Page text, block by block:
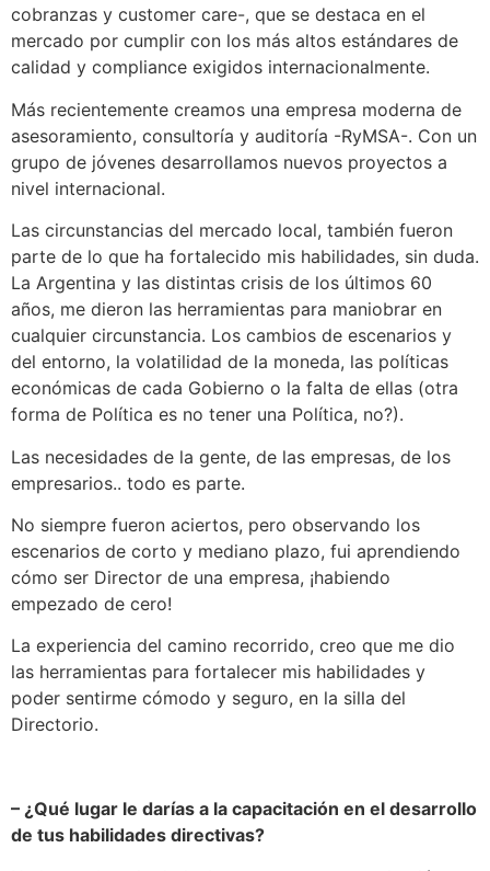
cobranzas y customer care-, que se destaca en el
mercado por cumplir con los más altos estándares de
calidad y compliance exigidos internacionalmente.
Más recientemente creamos una empresa moderna de
asesoramiento, consultoría y auditoría -RyMSA-. Con un
grupo de jóvenes desarrollamos nuevos proyectos a
nivel internacional.
Las circunstancias del mercado local, también fueron
parte de lo que ha fortalecido mis habilidades, sin duda.
La Argentina y las distintas crisis de los últimos 60
años, me dieron las herramientas para maniobrar en
cualquier circunstancia. Los cambios de escenarios y
del entorno, la volatilidad de la moneda, las políticas
económicas de cada Gobierno o la falta de ellas (otra
forma de Política es no tener una Política, no?).
Las necesidades de la gente, de las empresas, de los
empresarios.. todo es parte.
No siempre fueron aciertos, pero observando los
escenarios de corto y mediano plazo, fui aprendiendo
cómo ser Director de una empresa, ¡habiendo
empezado de cero!
La experiencia del camino recorrido, creo que me dio
las herramientas para fortalecer mis habilidades y
poder sentirme cómodo y seguro, en la silla del
Directorio.
– ¿Qué lugar le darías a la capacitación en el desarrollo
de tus habilidades directivas?